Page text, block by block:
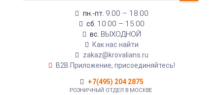
пн.-пт. 9:00 – 18:00
сб. 10:00 – 15:00
вс. ВЫХОДНОЙ
Как нас найти
zakaz@krovalians.ru
B2B Приложение, присоединяйтесь!
+7(495) 204 2875
РОЗНИЧНЫЙ ОТДЕЛ В МОСКВЕ